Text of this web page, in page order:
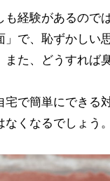
経験があるので
で、恥ずかしい
た、どうすれば
で簡単にできる
くなるでしょう。